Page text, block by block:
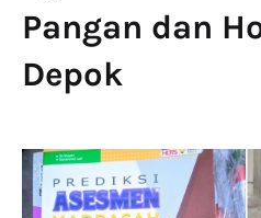
Pangan dan
Depok